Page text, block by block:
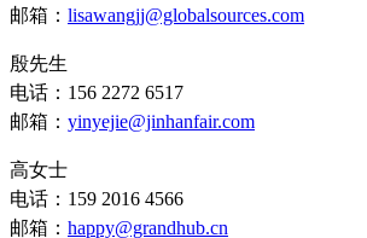
邮箱： lisawangjj@globalsources.com
殷先生
电话：156 2272 6517
邮箱： yinyejie@jinhanfair.com
高女士
电话：159 2016 4566
邮箱： happy@grandhub.cn